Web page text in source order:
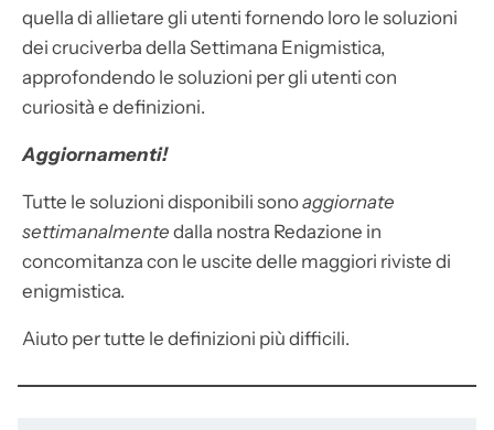
quella di allietare gli utenti fornendo loro le soluzioni
dei cruciverba della Settimana Enigmistica,
approfondendo le soluzioni per gli utenti con
curiosità e definizioni.
Aggiornamenti!
Tutte le soluzioni disponibili sonoaggiornate
settimanalmente dalla nostra Redazione in
concomitanza con le uscite delle maggiori riviste di
enigmistica.
Aiuto per tutte le definizioni più difficili.